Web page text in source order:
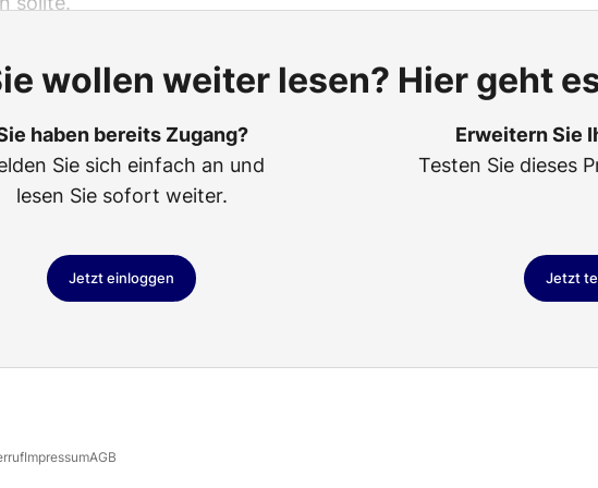
wollen weiter lesen? Hier geht
haben bereits Zugang?
Sie sich einfach an und
lesen Sie sofort weiter.
Erweitern Sie
Testen Sie dieses
Jetzt einloggen Jetzt
ImpressumAGB